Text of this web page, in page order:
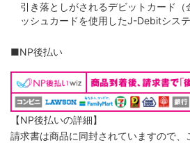
引き落としがされるデビットカード（
ッシュカードを使用したJ-Debitシス
■NP後払い
【NP後払いの詳細】
請求書は商品に同封されていますので、